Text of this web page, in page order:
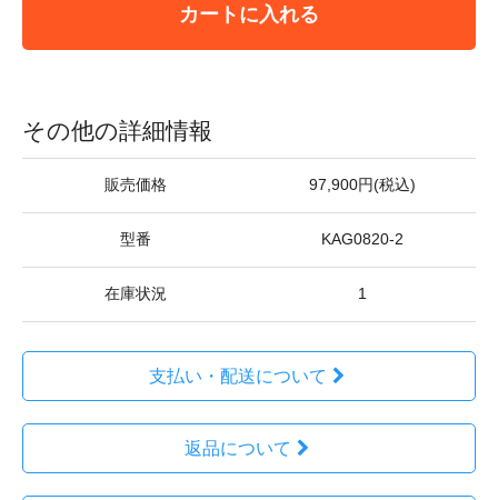
カートに入れる
その他の詳細情報
販売価格 97,900円(税込)
型番 KAG0820-2
在庫状況 1
支払い・配送について
返品について